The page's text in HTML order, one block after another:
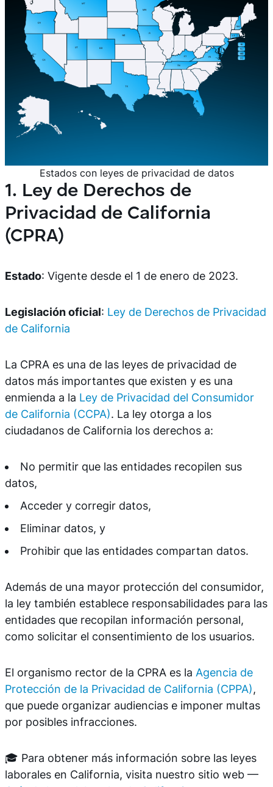
Estados con leyes de privacidad de datos
1. Ley de Derechos de
Privacidad de California
(CPRA)
Estado: Vigente desde el 1 de enero de 2023.
Legislación oficial: Ley de Derechos de Privacidad
de California
La CPRA es una de las leyes de privacidad de
datos más importantes que existen y es una
enmienda a la Ley de Privacidad del Consumidor
de California (CCPA). La ley otorga a los
ciudadanos de California los derechos a:
No permitir que las entidades recopilen sus
datos,
Acceder y corregir datos,
Eliminar datos, y
Prohibir que las entidades compartan datos.
Además de una mayor protección del consumidor,
la ley también establece responsabilidades para las
entidades que recopilan información personal,
como solicitar el consentimiento de los usuarios.
El organismo rector de la CPRA es la Agencia de
Protección de la Privacidad de California (CPPA),
que puede organizar audiencias e imponer multas
por posibles infracciones.
🎓 Para obtener más información sobre las leyes
laborales en California, visita nuestro sitio web —